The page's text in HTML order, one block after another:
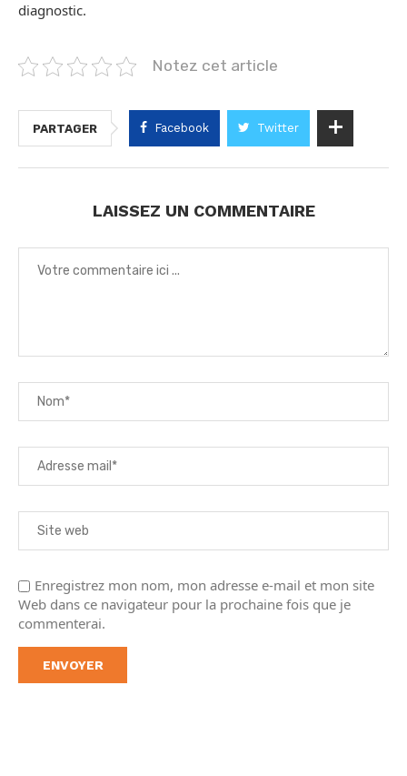
diagnostic.
Notez cet article
PARTAGER Facebook Twitter
LAISSEZ UN COMMENTAIRE
Enregistrez mon nom, mon adresse e-mail et mon site
Web dans ce navigateur pour la prochaine fois que je
commenterai.